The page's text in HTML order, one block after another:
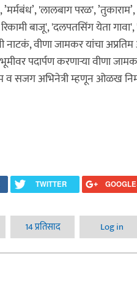
’मर्मबंध’, 'लालबाग परळ',
बाजू', 'दलपतसिंग येता
नाटकं, वीणा जामकर यांचा
पदार्पण करणार्‍या वीणा
व सजग अभिनेत्री म्हणून ओळख
TWITTER
नवांगुळ14 प्रतिसाद Log in